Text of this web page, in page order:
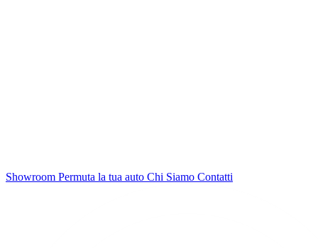
Showroom Permuta la tua auto Chi Siamo Contatti